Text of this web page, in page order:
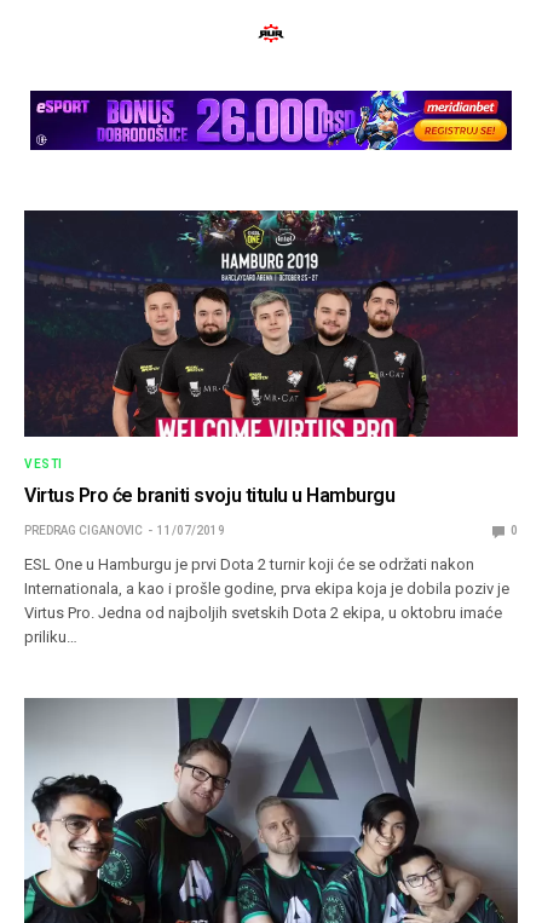
VESTI
Virtus Pro će braniti svoju titulu u Hamburgu
PREDRAG CIGANOVIC 11/07/2019 0
ESL One u Hamburgu je prvi Dota 2 turnir koji će se održati nakon
Internationala, a kao i prošle godine, prva ekipa koja je dobila poziv je
Virtus Pro. Jedna od najboljih svetskih Dota 2 ekipa, u oktobru imaće
priliku…